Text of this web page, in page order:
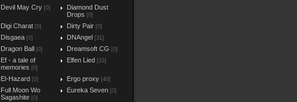
Devil May Cry [0]
Diamond Dust
Drops [0]
Digi Charat [0] Dirty Pair [0]
Disgaea [0] DNAngel [31]
Dragon Ball [0] Dreamsoft CG [0]
Ef - a tale of
memories [0]
Elfen Lied [33]
El-Hazard [0] Ergo proxy [40]
Full Moon Wo
Sagashite [0]
Eureka Seven [0]